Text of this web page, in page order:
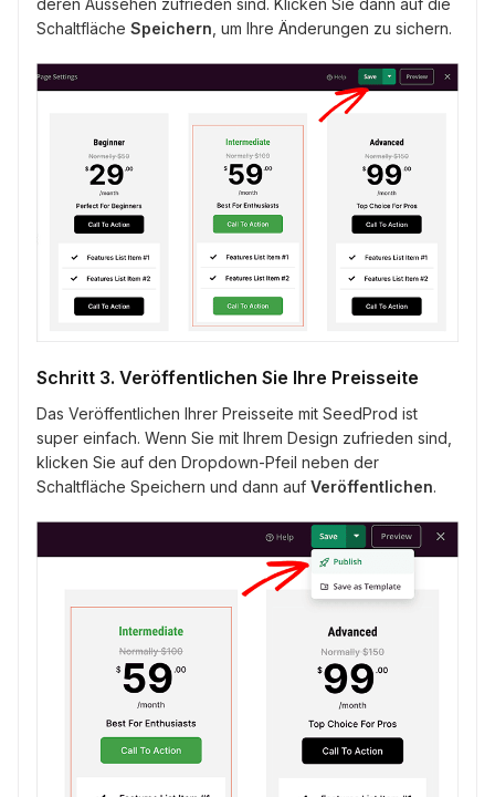
deren Aussehen zufrieden sind. Klicken Sie dann auf die
Schaltfläche Speichern , um Ihre Änderungen zu sichern.
Schritt 3. Veröffentlichen Sie Ihre Preisseite
Das Veröffentlichen Ihrer Preisseite mit SeedProd ist
super einfach. Wenn Sie mit Ihrem Design zufrieden sind,
klicken Sie auf den Dropdown-Pfeil neben der
Schaltfläche Speichern und dann auf Veröffentlichen.